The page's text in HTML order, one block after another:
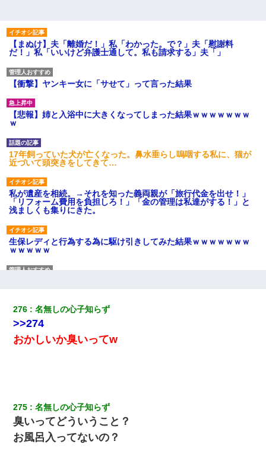
【まぬけ】夫「離婚だ！」私「わかった。で？」夫「慰謝料
だ！」私「いいけど弁護士通して。私も請求する」夫「」
【衝撃】ヤンキー女に「サせて」って言った結果
【悲報】姉と入浴中に大きくなってしまった結果ｗｗｗｗｗｗｗ
ｗ
17年飼っていた犬が亡くなった。鼻水垂らし嗚咽する私に、猫が
近づいて頭突きをしてきて…
私が遺産を相続。→それを知った義両親が「旅行代金を出せ！」
「リフォーム費用を負担しろ！」「金の管理は私達がする！」と
浅ましくも集りにきた。
生保レディと行為する為に駆け引きしてみた結果ｗｗｗｗｗｗｗ
ｗｗｗｗｗ
嫁が弁護士を連れてきて「悪いと思うなら慰謝料を払って離婚し
ろ」→ 俺「完全に恐喝になってますね」「お前、これが詐欺だっ
て知ってる？」
【画像】女の子「お母さん！！私ようやくファッションモデルに
選ばれたの！絶対見に来てね！」→悲しい結果がこれ・・・
276 名無しの心子知らず
>>274
おかしいか臭いってw
275 名無しの心子知らず
臭いってどういうこと？
お風呂入ってないの？